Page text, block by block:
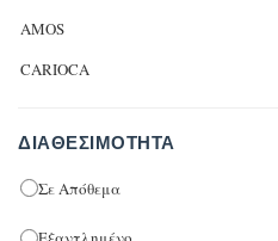
AMOS
CARIOCA
ΔΙΑΘΕΣΙΜΌΤΗΤΑ
Σε Απόθεμα